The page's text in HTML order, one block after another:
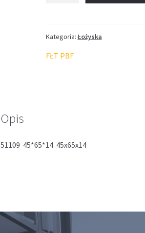
Kategoria: Łożyska
FŁT PBF
Opis
51109 45*65*14 45x65x14